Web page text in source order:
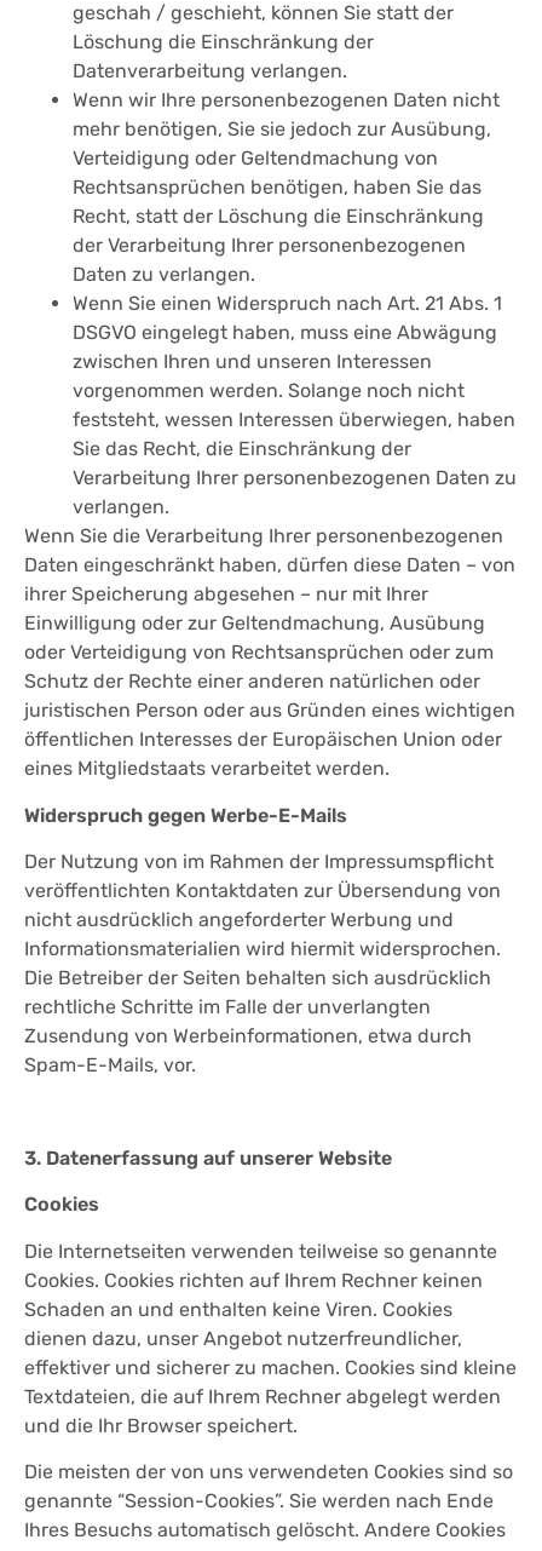
geschah / geschieht, können Sie statt der
Löschung die Einschränkung der
Datenverarbeitung verlangen.
Wenn wir Ihre personenbezogenen Daten nicht
mehr benötigen, Sie sie jedoch zur Ausübung,
Verteidigung oder Geltendmachung von
Rechtsansprüchen benötigen, haben Sie das
Recht, statt der Löschung die Einschränkung
der Verarbeitung Ihrer personenbezogenen
Daten zu verlangen.
Wenn Sie einen Widerspruch nach Art. 21 Abs. 1
DSGVO eingelegt haben, muss eine Abwägung
zwischen Ihren und unseren Interessen
vorgenommen werden. Solange noch nicht
feststeht, wessen Interessen überwiegen, haben
Sie das Recht, die Einschränkung der
Verarbeitung Ihrer personenbezogenen Daten zu
verlangen.
Wenn Sie die Verarbeitung Ihrer personenbezogenen
Daten eingeschränkt haben, dürfen diese Daten – von
ihrer Speicherung abgesehen – nur mit Ihrer
Einwilligung oder zur Geltendmachung, Ausübung
oder Verteidigung von Rechtsansprüchen oder zum
Schutz der Rechte einer anderen natürlichen oder
juristischen Person oder aus Gründen eines wichtigen
öffentlichen Interesses der Europäischen Union oder
eines Mitgliedstaats verarbeitet werden.
Widerspruch gegen Werbe-E-Mails
Der Nutzung von im Rahmen der Impressumspflicht
veröffentlichten Kontaktdaten zur Übersendung von
nicht ausdrücklich angeforderter Werbung und
Informationsmaterialien wird hiermit widersprochen.
Die Betreiber der Seiten behalten sich ausdrücklich
rechtliche Schritte im Falle der unverlangten
Zusendung von Werbeinformationen, etwa durch
Spam-E-Mails, vor.
3. Datenerfassung auf unserer Website
Cookies
Die Internetseiten verwenden teilweise so genannte
Cookies. Cookies richten auf Ihrem Rechner keinen
Schaden an und enthalten keine Viren. Cookies
dienen dazu, unser Angebot nutzerfreundlicher,
effektiver und sicherer zu machen. Cookies sind kleine
Textdateien, die auf Ihrem Rechner abgelegt werden
und die Ihr Browser speichert.
Die meisten der von uns verwendeten Cookies sind so
genannte “Session-Cookies”. Sie werden nach Ende
Ihres Besuchs automatisch gelöscht. Andere Cookies